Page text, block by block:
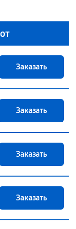
Заказать
Заказать
Заказать
Заказать